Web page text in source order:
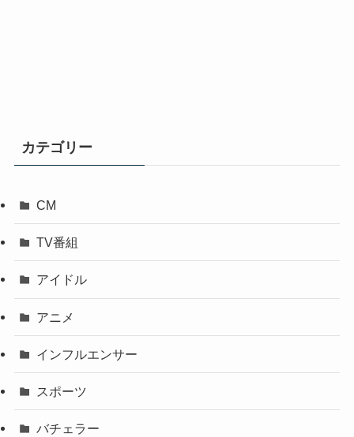
カテゴリー
CM
TV番組
アイドル
アニメ
インフルエンサー
スポーツ
バチェラー